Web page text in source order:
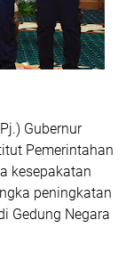
Gubernur
Pemerintahan
kesepakatan
peningkatan
Gedung Negara